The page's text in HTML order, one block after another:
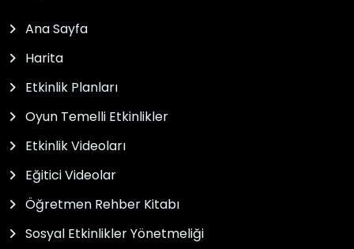
Ana Sayfa
Harita
Etkinlik Planları
Oyun Temelli Etkinlikler
Etkinlik Videoları
Eğitici Videolar
Öğretmen Rehber Kitabı
Sosyal Etkinlikler Yönetmeliği